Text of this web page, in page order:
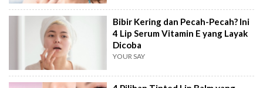
Bibir Kering dan Pecah-Pecah? Ini
4 Lip Serum Vitamin E yang Layak
Dicoba
YOUR SAY